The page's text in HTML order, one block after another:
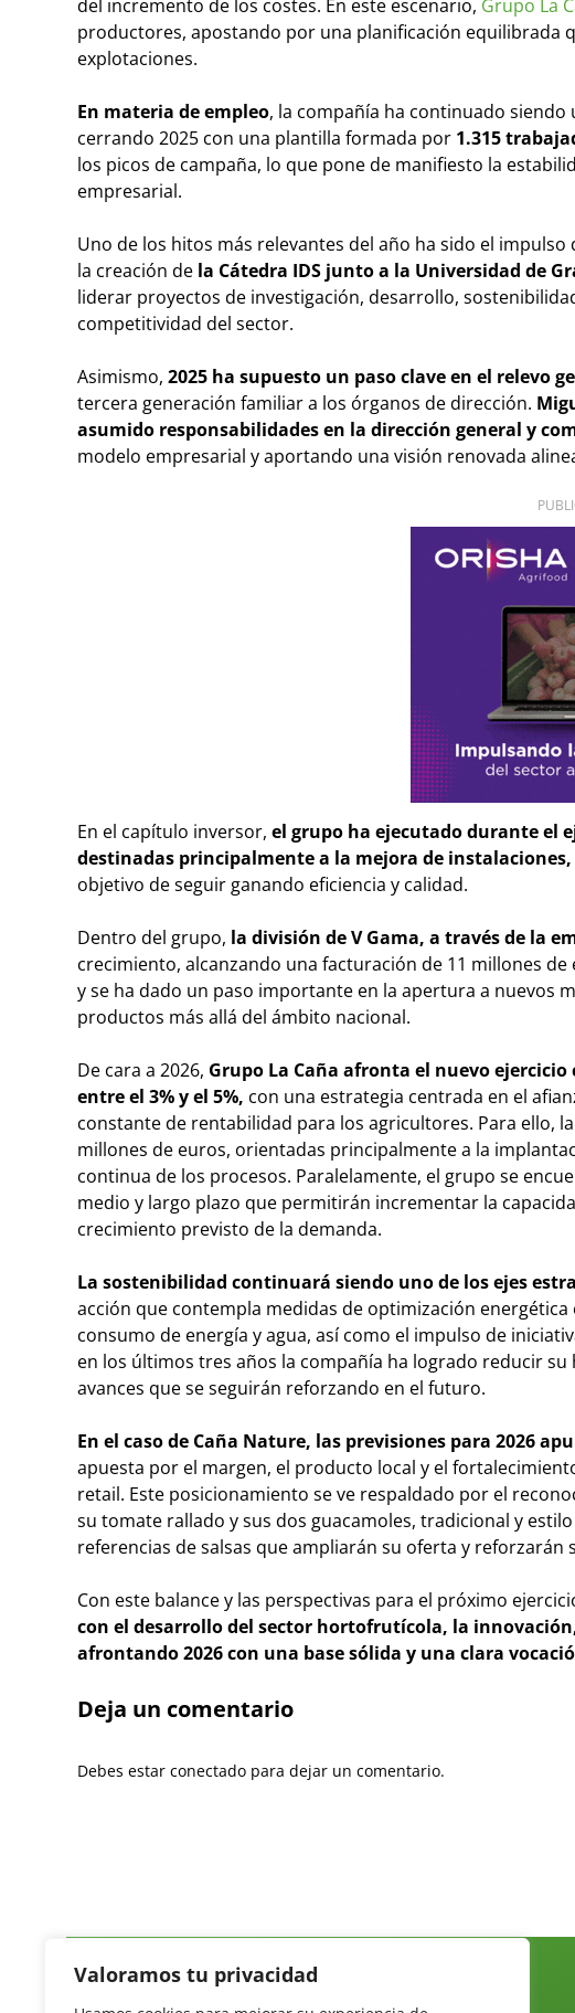
Valoramos tu privacidad
del incremento de los costes. En este escenario, Grupo La
productores, apostando por una planificación equilibrada
explotaciones.
En materia de empleo, la compañía ha continuado
cerrando 2025 con una plantilla formada por 1.315
los picos de campaña, lo que pone de manifiesto la
empresarial.
Uno de los hitos más relevantes del año ha sido el
la creación de la Cátedra IDS junto a la Universidad de
liderar proyectos de investigación, desarrollo,
competitividad del sector.
Asimismo, 2025 ha supuesto un paso clave en el relevo
tercera generación familiar a los órganos de dirección.
asumido responsabilidades en la dirección general y
modelo empresarial y aportando una visión renovada
En el capítulo inversor, el grupo ha ejecutado durante el
destinadas principalmente a la mejora de
objetivo de seguir ganando eficiencia y calidad.
Dentro del grupo, la división de V Gama, a través de la
crecimiento, alcanzando una facturación de 11 millones
y se ha dado un paso importante en la apertura a nuevos
productos más allá del ámbito nacional.
De cara a 2026, Grupo La Caña afronta el nuevo
entre el 3% y el 5%, con una estrategia centrada en el
constante de rentabilidad para los agricultores. Para ello,
millones de euros, orientadas principalmente a la
continua de los procesos. Paralelamente, el grupo se
medio y largo plazo que permitirán incrementar la
crecimiento previsto de la demanda.
La sostenibilidad continuará siendo uno de los ejes
acción que contempla medidas de optimización
consumo de energía y agua, así como el impulso de
en los últimos tres años la compañía ha logrado reducir
avances que se seguirán reforzando en el futuro.
En el caso de Caña Nature, las previsiones para 2026
apuesta por el margen, el producto local y el
retail. Este posicionamiento se ve respaldado por el
su tomate rallado y sus dos guacamoles, tradicional y
referencias de salsas que ampliarán su oferta y reforzarán
Con este balance y las perspectivas para el próximo
con el desarrollo del sector hortofrutícola, la
afrontando 2026 con una base sólida y una clara
Deja un comentario
Debes estar conectado para dejar un comentario.